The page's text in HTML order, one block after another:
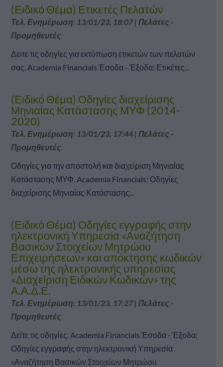
(Ειδικό Θέμα) Ετικετές Πελατών
Τελ. Ενημέρωση: 13/01/23, 18:07| Πελάτες -
Προμηθευτές
Δειτε τις οδηγίες για εκτύπωση ετικετών των πελατών
σας. Academia Financials Έσοδα - Έξοδα: Ετικέτες...
(Ειδικό Θέμα) Οδηγίες διαχείρισης
Μηνιαίας Κατάστασης ΜΥΦ (2014-
2020)
Τελ. Ενημέρωση: 13/01/23, 17:44| Πελάτες -
Προμηθευτές
Οδηγίες για την αποστολή και διαχείριση Μηνιαίας
Κατάστασης ΜΥΦ. Academia Financials: Οδηγίες
διαχείρισης Μηνιαίας Κατάστασης...
(Ειδικό Θέμα) Οδηγίες εγγραφής στην
ηλεκτρονική Υπηρεσία «Αναζήτηση
Βασικών Στοιχείων Μητρώου
Επιχειρήσεων» και απόκτησης κωδικών
μέσω της ηλεκτρονικής υπηρεσίας
«Διαχείριση Ειδικών Κωδικών» της
Α.Α.Δ.Ε.
Τελ. Ενημέρωση: 13/01/23, 17:27| Πελάτες -
Προμηθευτές
Δείτε τις οδηγίες. Academia Financials Έσοδα - Έξοδα:
Οδηγίες εγγραφής στην ηλεκτρονική Υπηρεσία
«Αναζήτηση Βασικών Στοιχείων Μητρώου